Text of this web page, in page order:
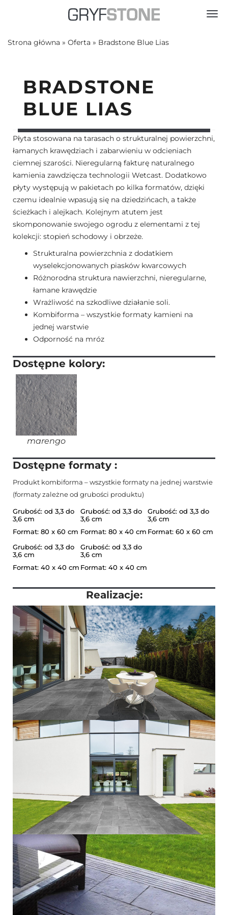
Strona główna » Oferta » Bradstone Blue Lias
BRADSTONE
BLUE LIAS
Płyta stosowana na tarasach o strukturalnej powierzchni,
łamanych krawędziach i zabarwieniu w odcieniach
ciemnej szarości. Nieregularną fakturę naturalnego
kamienia zawdzięcza technologii Wetcast. Dodatkowo
płyty występują w pakietach po kilka formatów, dzięki
czemu idealnie wpasują się na dziedzińcach, a także
ścieżkach i alejkach. Kolejnym atutem jest
skomponowanie swojego ogrodu z elementami z tej
kolekcji: stopień schodowy i obrzeże.
Strukturalna powierzchnia z dodatkiem
wyselekcjonowanych piasków kwarcowych
Różnorodna struktura nawierzchni, nieregularne,
łamane krawędzie
Wrażliwość na szkodliwe działanie soli.
Kombiforma – wszystkie formaty kamieni na
jednej warstwie
Odporność na mróz
Dostępne kolory:
marengo
Dostępne formaty :
Produkt kombiforma – wszystkie formaty na jednej warstwie
(formaty zależne od grubości produktu)
Grubość: od 3,3 do
3,6 cm
Format: 80 x 60 cm
Grubość: od 3,3 do
3,6 cm
Format: 80 x 40 cm
Grubość: od 3,3 do
3,6 cm
Format: 60 x 60 cm
Grubość: od 3,3 do
3,6 cm
Format: 40 x 40 cm
Grubość: od 3,3 do
3,6 cm
Format: 40 x 40 cm
Realizacje: